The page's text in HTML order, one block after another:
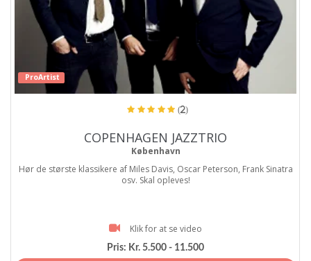
ProArtist
(2)
COPENHAGEN JAZZTRIO
København
Hør de største klassikere af Miles Davis, Oscar Peterson, Frank Sinatra
osv. Skal opleves!
Klik for at se video
Pris: Kr. 5.500 - 11.500